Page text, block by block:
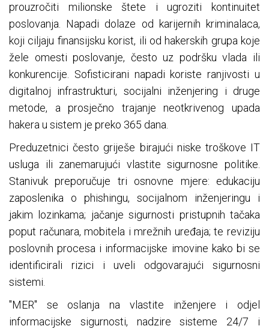
prouzročiti milionske štete i ugroziti kontinuitet
poslovanja. Napadi dolaze od karijernih kriminalaca,
koji ciljaju finansijsku korist, ili od hakerskih grupa koje
žele omesti poslovanje, često uz podršku vlada ili
konkurencije. Sofisticirani napadi koriste ranjivosti u
digitalnoj infrastrukturi, socijalni inženjering i druge
metode, a prosječno trajanje neotkrivenog upada
hakera u sistem je preko 365 dana.
Preduzetnici često griješe birajući niske troškove IT
usluga ili zanemarujući vlastite sigurnosne politike.
Stanivuk preporučuje tri osnovne mjere: edukaciju
zaposlenika o phishingu, socijalnom inženjeringu i
jakim lozinkama; jačanje sigurnosti pristupnih tačaka
poput računara, mobitela i mrežnih uređaja; te reviziju
poslovnih procesa i informacijske imovine kako bi se
identificirali rizici i uveli odgovarajući sigurnosni
sistemi.
"MER" se oslanja na vlastite inženjere i odjel
informacijske sigurnosti, nadzire sisteme 24/7 i